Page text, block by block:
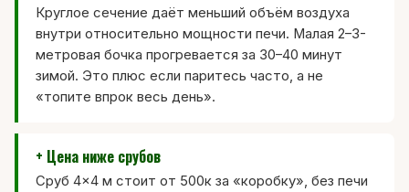
Круглое сечение даёт меньший объём воздуха
внутри относительно мощности печи. Малая 2–3-
метровая бочка прогревается за 30–40 минут
зимой. Это плюс если паритесь часто, а не
«топите впрок весь день».
+ Цена ниже срубов
Сруб 4×4 м стоит от 500к за «коробку», без печи